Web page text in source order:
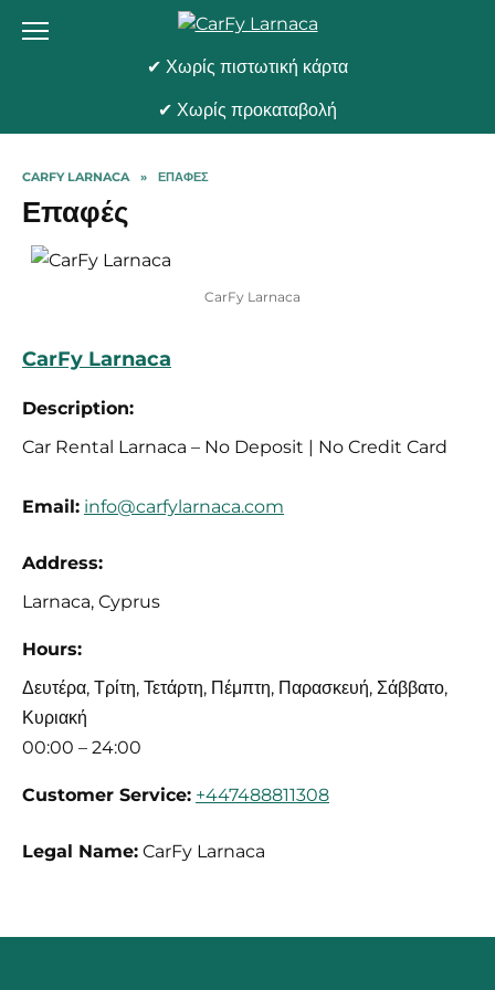
✔ Χωρίς πιστωτική κάρτα
✔ Χωρίς προκαταβολή
CARFY LARNACA » ΕΠΑΦΈΣ
Επαφές
CarFy Larnaca
CarFy Larnaca
Description:
Car Rental Larnaca – No Deposit | No Credit Card
Email: info@carfylarnaca.com
Address:
Larnaca, Cyprus
Hours:
Δευτέρα, Τρίτη, Τετάρτη, Πέμπτη, Παρασκευή, Σάββατο,
Κυριακή
00:00 – 24:00
Customer Service: +447488811308
Legal Name: CarFy Larnaca